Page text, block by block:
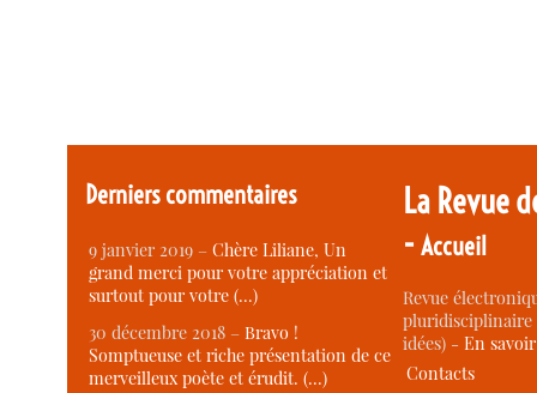
Derniers commentaires
9 janvier 2019 –Chère Liliane, Un
grand merci pour votre appréciation et
surtout pour votre (…)
30 décembre 2018 –Bravo !
Somptueuse et riche présentation de ce
merveilleux poète et érudit. (…)
La Revue
-Accueil
Revue
idées) -En
Contacts